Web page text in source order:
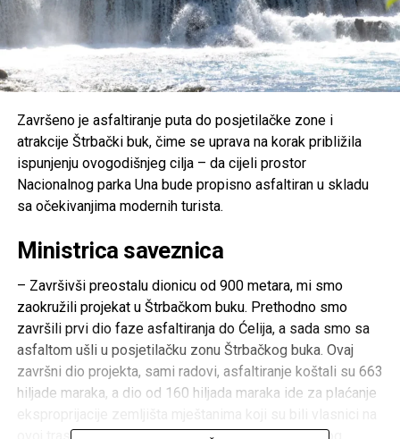
Završeno je asfaltiranje puta do posjetilačke zone i
atrakcije Štrbački buk, čime se uprava na korak približila
ispunjenju ovogodišnjeg cilja – da cijeli prostor
Nacionalnog parka Una bude propisno asfaltiran u skladu
sa očekivanjima modernih turista.
Ministrica saveznica
– Završivši preostalu dionicu od 900 metara, mi smo
zaokružili projekat u Štrbačkom buku. Prethodno smo
završili prvi dio faze asfaltiranja do Ćelija, a sada smo sa
asfaltom ušli u posjetilačku zonu Štrbačkog buka. Ovaj
završni dio projekta, sami radovi, asfaltiranje koštali su 663
hiljade maraka, a dio od 160 hiljada maraka ide za plaćanje